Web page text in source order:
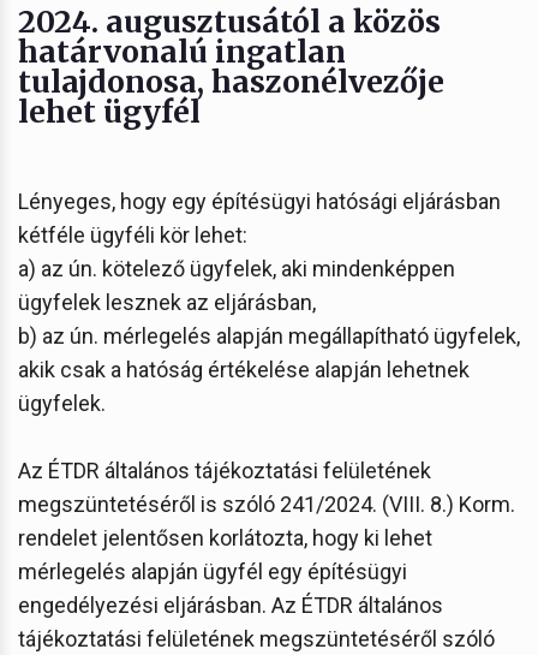
2024. augusztusától a közös
határvonalú ingatlan
tulajdonosa, haszonélvezője
lehet ügyfél
Lényeges, hogy egy építésügyi hatósági eljárásban
kétféle ügyféli kör lehet:
a) az ún. kötelező ügyfelek, aki mindenképpen
ügyfelek lesznek az eljárásban,
b) az ún. mérlegelés alapján megállapítható ügyfelek,
akik csak a hatóság értékelése alapján lehetnek
ügyfelek.
Az ÉTDR általános tájékoztatási felületének
megszüntetéséről is szóló 241/2024. (VIII. 8.) Korm.
rendelet jelentősen korlátozta, hogy ki lehet
mérlegelés alapján ügyfél egy építésügyi
engedélyezési eljárásban. Az ÉTDR általános
tájékoztatási felületének megszüntetéséről szóló